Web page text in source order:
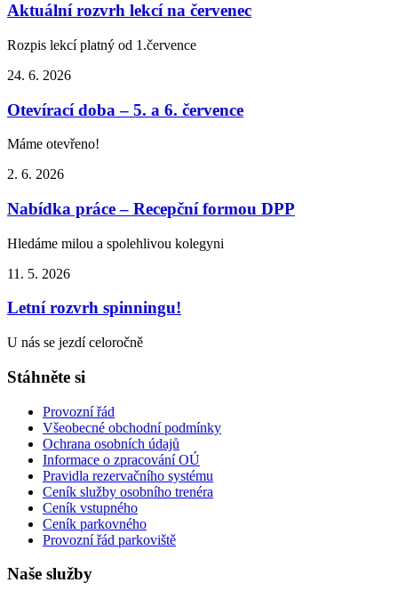
Aktuální rozvrh lekcí na červenec
Rozpis lekcí platný od 1.července
24. 6. 2026
Otevírací doba – 5. a 6. července
Máme otevřeno!
2. 6. 2026
Nabídka práce – Recepční formou DPP
Hledáme milou a spolehlivou kolegyni
11. 5. 2026
Letní rozvrh spinningu!
U nás se jezdí celoročně
Stáhněte si
Provozní řád
Všeobecné obchodní podmínky
Ochrana osobních údajů
Informace o zpracování OÚ
Pravidla rezervačního systému
Ceník služby osobního trenéra
Ceník vstupného
Ceník parkovného
Provozní řád parkoviště
Naše služby